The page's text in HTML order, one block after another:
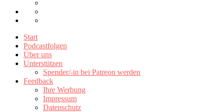
Start
Podcastfolgen
Über uns
Unterstützen
Spender/-in bei Patreon werden
Feedback
Ihre Werbung
Impressum
Datenschutz